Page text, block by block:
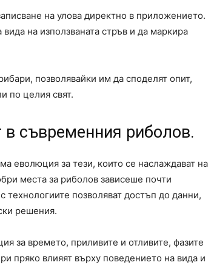
на улова директно в приложението.
на използваната стръв и да маркира
позволявайки им да споделят опит,
по целия свят.
съвременния риболов.
еволюция за тези, които се наслаждават на
места за риболов зависеше почти
позволяват достъп до данни,
решения.
за времето, приливите и отливите, фазите
пряко влияят върху поведението на вида и